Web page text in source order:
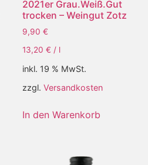
2021er Grau.Weiß.Gut
trocken – Weingut Zotz
9,90 €
13,20 € / l
inkl. 19 % MwSt.
zzgl. Versandkosten
In den Warenkorb